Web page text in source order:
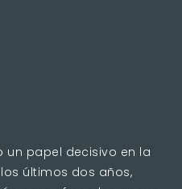
un papel decisivo en la
últimos dos años,